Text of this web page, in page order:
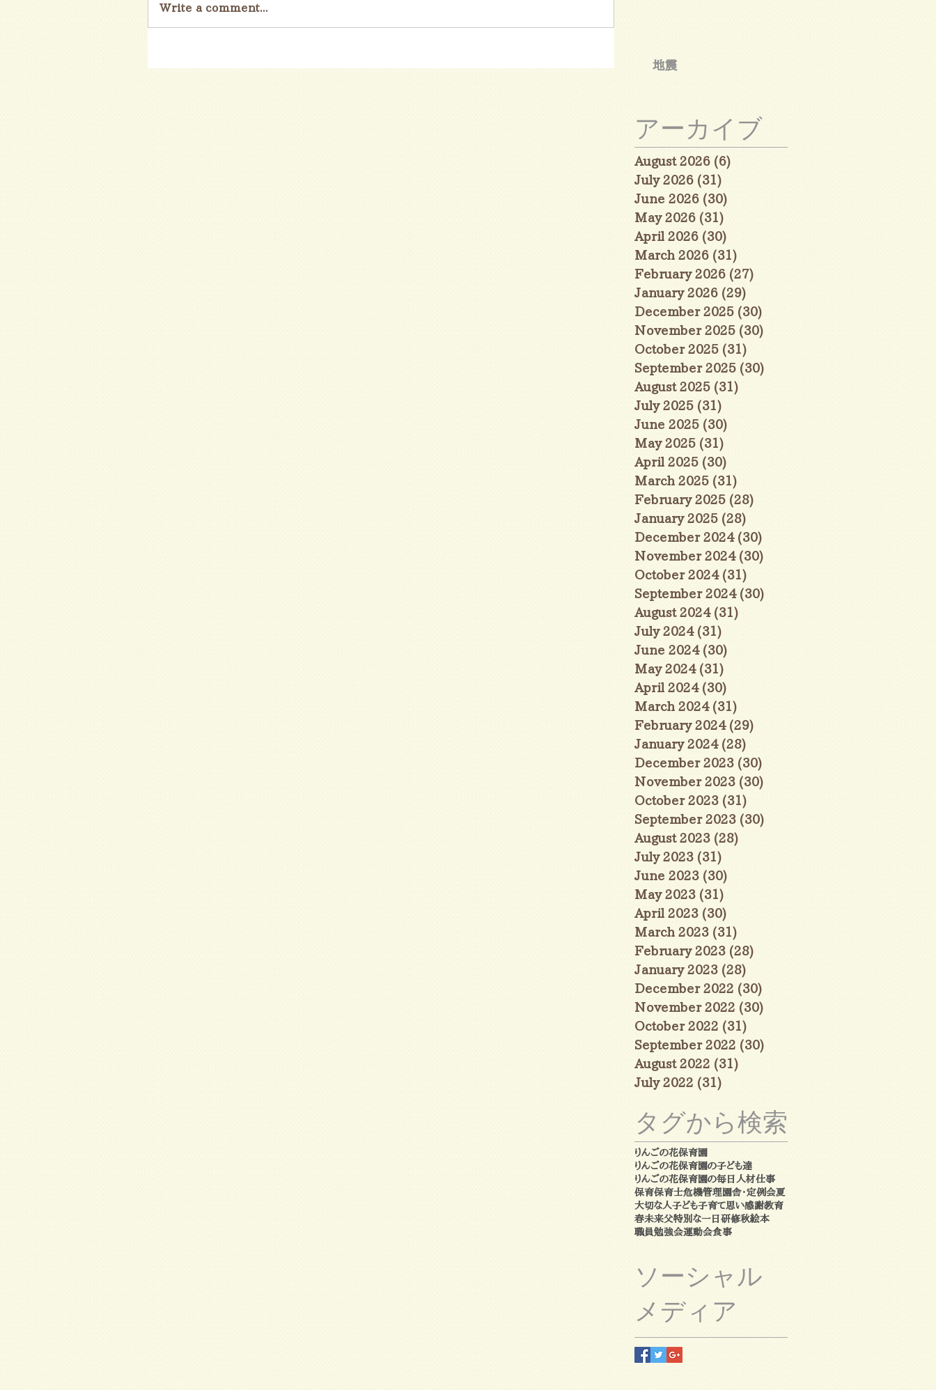
Write a comment...
地震
アーカイブ
August 2026 (6)
July 2026 (31)
June 2026 (30)
May 2026 (31)
April 2026 (30)
March 2026 (31)
February 2026 (27)
January 2026 (29)
December 2025 (30)
November 2025 (30)
October 2025 (31)
September 2025 (30)
August 2025 (31)
July 2025 (31)
June 2025 (30)
May 2025 (31)
April 2025 (30)
March 2025 (31)
February 2025 (28)
January 2025 (28)
December 2024 (30)
November 2024 (30)
October 2024 (31)
September 2024 (30)
August 2024 (31)
July 2024 (31)
June 2024 (30)
May 2024 (31)
April 2024 (30)
March 2024 (31)
February 2024 (29)
January 2024 (28)
December 2023 (30)
November 2023 (30)
October 2023 (31)
September 2023 (30)
August 2023 (28)
July 2023 (31)
June 2023 (30)
May 2023 (31)
April 2023 (30)
March 2023 (31)
February 2023 (28)
January 2023 (28)
December 2022 (30)
November 2022 (30)
October 2022 (31)
September 2022 (30)
August 2022 (31)
July 2022 (31)
タグから検索
りんごの花保育園
りんごの花保育園の子ども達
りんごの花保育園の毎日 人材仕事
保育保育士危機管理園舎・定例会夏
大切な人子ども子育て思い感謝教育
春未来父特別な一日研修秋絵本
職員勉強会運動会食事
ソーシャル
メディア